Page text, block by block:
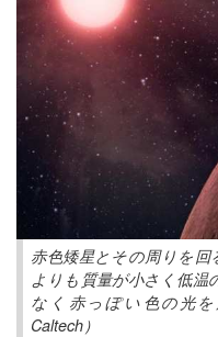
赤色矮星とその周りを回
よりも質量が小さく低温
なく赤っぽい色の光
Caltech）